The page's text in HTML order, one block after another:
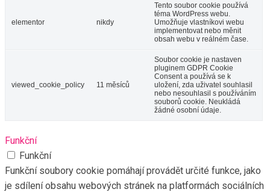
elementor nikdy
Tento soubor cookie používá
téma WordPress webu.
Umožňuje vlastníkovi webu
implementovat nebo měnit
obsah webu v reálném čase.
viewed_cookie_policy 11 měsíců
Soubor cookie je nastaven
pluginem GDPR Cookie
Consent a používá se k
uložení, zda uživatel souhlasil
nebo nesouhlasil s používáním
souborů cookie. Neukládá
žádné osobní údaje.
Funkční
Funkční
Funkční soubory cookie pomáhají provádět určité funkce, jako
je sdílení obsahu webových stránek na platformách sociálních